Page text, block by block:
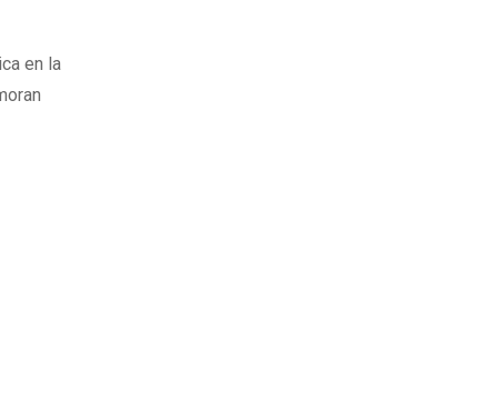
en la